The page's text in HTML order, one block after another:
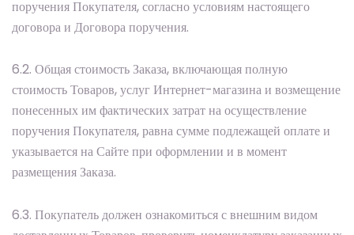
поручения Покупателя, согласно условиям настоящего
договора и Договора поручения.
6.2. Общая стоимость Заказа, включающая полную
стоимость Товаров, услуг Интернет-магазина и возмещение
понесенных им фактических затрат на осуществление
поручения Покупателя, равна сумме подлежащей оплате и
указывается на Сайте при оформлении и в момент
размещения Заказа.
6.3. Покупатель должен ознакомиться с внешним видом